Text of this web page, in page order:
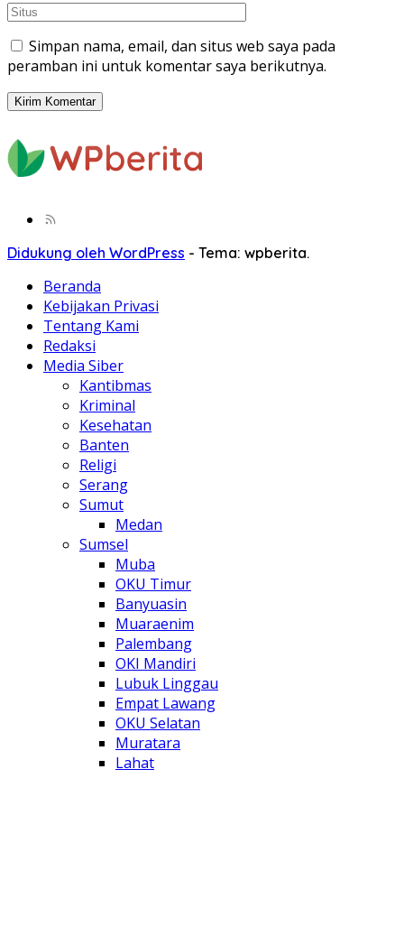
Simpan nama, email, dan situs web saya pada
peramban ini untuk komentar saya berikutnya.
Didukung oleh WordPress - Tema: wpberita.
Beranda
Kebijakan Privasi
Tentang Kami
Redaksi
Media Siber
Kantibmas
Kriminal
Kesehatan
Banten
Religi
Serang
Sumut
Medan
Sumsel
Muba
OKU Timur
Banyuasin
Muaraenim
Palembang
OKI Mandiri
Lubuk Linggau
Empat Lawang
OKU Selatan
Muratara
Lahat